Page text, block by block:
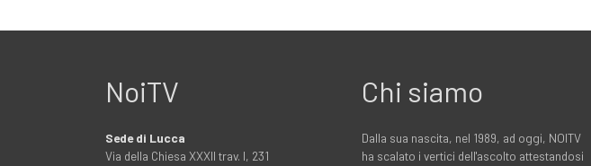
NoiTV
Sede di Lucca
Via della Chiesa XXXII trav. I, 231
Chi siamo
Dalla sua nascita, nel 1989, ad oggi, NOITV
ha scalato i vertici dell'ascolto attestandosi